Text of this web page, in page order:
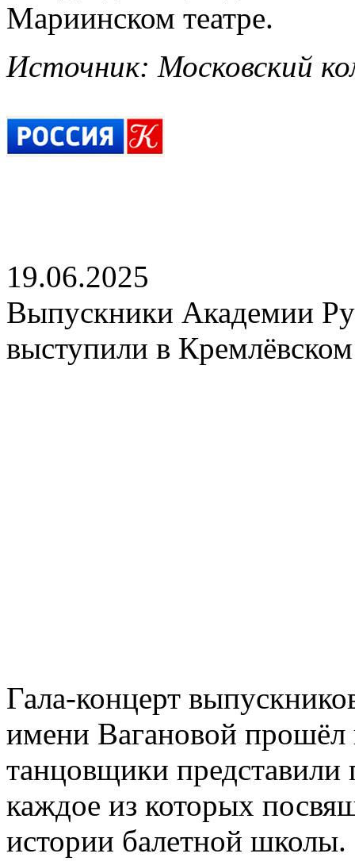
Мариинском театре.
Источник: Московский
19.06.2025
Выпускники Академии
выступили в
Гала-концерт
имени Вагановой
танцовщики представили
каждое из которых
истории балетной